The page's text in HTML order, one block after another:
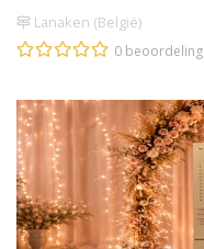
Lanaken (België)
0 beoordeling